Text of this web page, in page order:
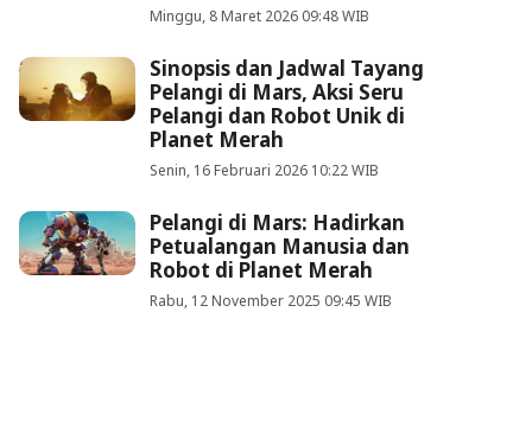
Minggu, 8 Maret 2026 09:48 WIB
Sinopsis dan Jadwal Tayang
Pelangi di Mars, Aksi Seru
Pelangi dan Robot Unik di
Planet Merah
Senin, 16 Februari 2026 10:22 WIB
Pelangi di Mars: Hadirkan
Petualangan Manusia dan
Robot di Planet Merah
Rabu, 12 November 2025 09:45 WIB